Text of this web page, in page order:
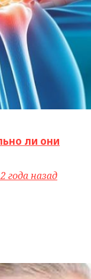
ли они
2 года назад